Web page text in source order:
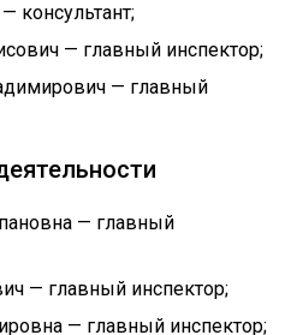
консультант;
— главный инспектор;
— главный
— главный
— главный инспектор;
— главный инспектор;